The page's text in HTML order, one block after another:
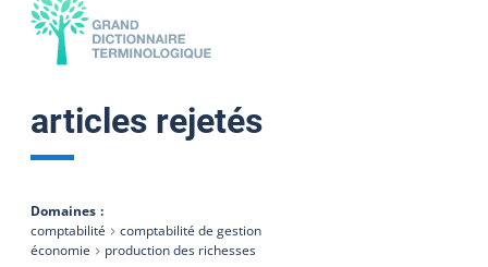
articles rejetés
Domaines
comptabilité
comptabilité de gestion
économie
production des richesses